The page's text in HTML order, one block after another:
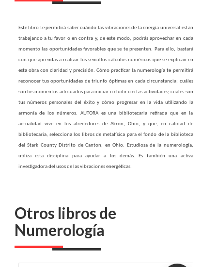
Este libro te permitirá saber cuándo las vibraciones de la energía universal están
trabajando a tu favor o en contra y, de este modo, podrás aprovechar en cada
momento las oportunidades favorables que se te presenten. Para ello, bastará
con que aprendas a realizar los sencillos cálculos numéricos que se explican en
esta obra con claridad y precisión. Cómo practicar la numerología te permitirá
reconocer tus oportunidades de triunfo óptimas en cada circunstancia; cuáles
son los momentos adecuados para iniciar o eludir ciertas actividades; cuáles son
tus números personales del éxito y cómo progresar en la vida utilizando la
armonía de los números. AUTORA es una bibliotecaria retirada que en la
actualidad vive en los alrededores de Akron, Ohio, y que, en calidad de
bibliotecaria, selecciona los libros de metafísica para el fondo de la biblioteca
del Stark County Distrito de Canton, en Ohio. Estudiosa de la numerología,
utiliza esta disciplina para ayudar a los demás. Es también una activa
investigadora del usos de las vibraciones energéticas.
Otros libros de
Numerología